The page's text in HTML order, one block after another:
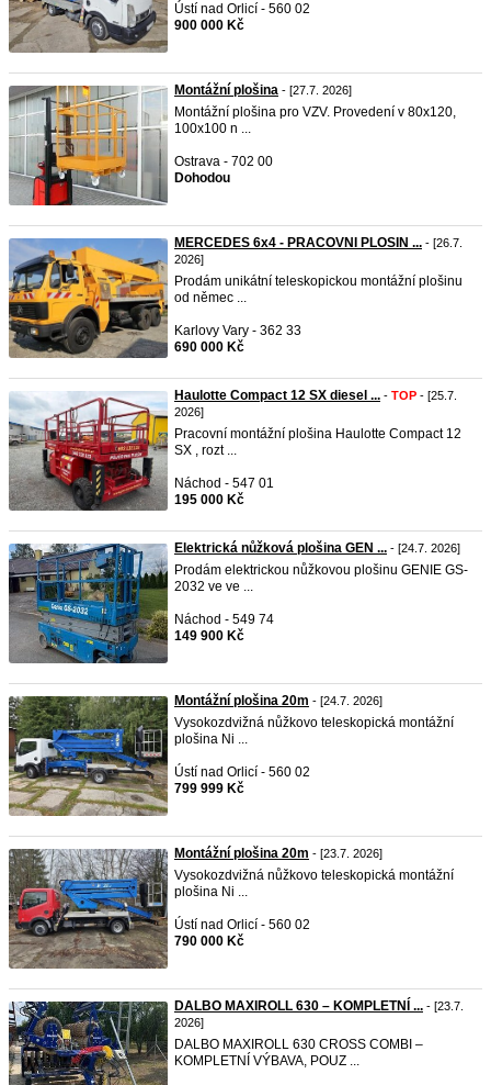
Ústí nad Orlicí - 560 02
900 000 Kč
Montážní plošina - [27.7. 2026]
Montážní plošina pro VZV. Provedení v 80x120,
100x100 n ...
Ostrava - 702 00
Dohodou
MERCEDES 6x4 - PRACOVNI PLOSIN ... - [26.7.
2026]
Prodám unikátní teleskopickou montážní plošinu
od němec ...
Karlovy Vary - 362 33
690 000 Kč
Haulotte Compact 12 SX diesel ... - TOP - [25.7.
2026]
Pracovní montážní plošina Haulotte Compact 12
SX , rozt ...
Náchod - 547 01
195 000 Kč
Elektrická nůžková plošina GEN ... - [24.7. 2026]
Prodám elektrickou nůžkovou plošinu GENIE GS-
2032 ve ve ...
Náchod - 549 74
149 900 Kč
Montážní plošina 20m - [24.7. 2026]
Vysokozdvižná nůžkovo teleskopická montážní
plošina Ni ...
Ústí nad Orlicí - 560 02
799 999 Kč
Montážní plošina 20m - [23.7. 2026]
Vysokozdvižná nůžkovo teleskopická montážní
plošina Ni ...
Ústí nad Orlicí - 560 02
790 000 Kč
DALBO MAXIROLL 630 – KOMPLETNÍ ... - [23.7.
2026]
DALBO MAXIROLL 630 CROSS COMBI –
KOMPLETNÍ VÝBAVA, POUZ ...